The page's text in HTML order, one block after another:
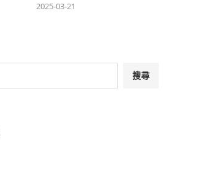
2025-03-21
搜尋